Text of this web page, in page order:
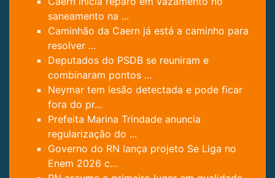
saneamento na ...
Caminhão da Caern já está a caminho para
resolver ...
Deputados do PSDB se reuniram e
combinaram pontos ...
Neymar tem lesão detectada e pode ficar
fora do pr...
Prefeita Marina Trindade anuncia
regularização do ...
Governo do RN lança projeto Se Liga no
Enem 2026 c...